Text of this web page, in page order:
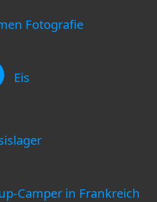
Fotografie
Eis
Camper in Frankreich